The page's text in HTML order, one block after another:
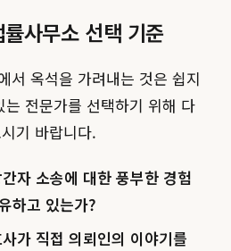
사무소 선택 기준
서 옥석을 가려내는 것은 쉽지
전문가를 선택하기 위해 다
기 바랍니다.
자 소송에 대한 풍부한 경험
하고 있는가?
가 직접 의뢰인의 이야기를